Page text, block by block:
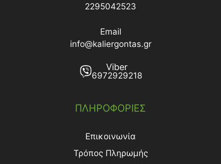
2295042523
Email
info@kaliergontas.gr
Viber
6972929218
ΠΛΗΡΟΦΟΡΙΕΣ
Επικοινωνία
Τρόπος Πληρωμής